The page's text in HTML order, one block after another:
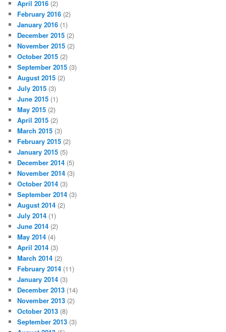
April 2016 (2)
February 2016 (2)
January 2016 (1)
December 2015 (2)
November 2015 (2)
October 2015 (2)
September 2015 (3)
August 2015 (2)
July 2015 (3)
June 2015 (1)
May 2015 (2)
April 2015 (2)
March 2015 (3)
February 2015 (2)
January 2015 (5)
December 2014 (5)
November 2014 (3)
October 2014 (3)
September 2014 (3)
August 2014 (2)
July 2014 (1)
June 2014 (2)
May 2014 (4)
April 2014 (3)
March 2014 (2)
February 2014 (11)
January 2014 (3)
December 2013 (14)
November 2013 (2)
October 2013 (8)
September 2013 (3)